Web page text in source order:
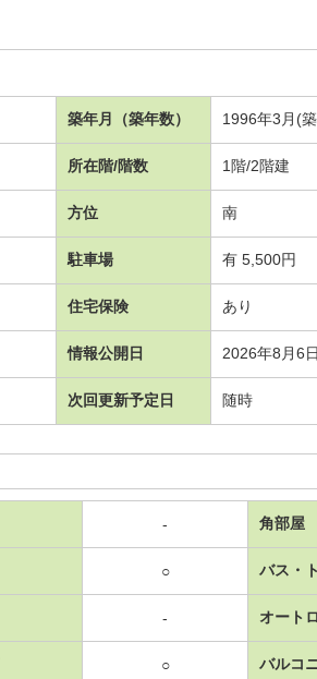
築年月（築年数） 1996年3月(
所在階/階数 1階/2階建
方位 南
駐車場 有 5,500円
住宅保険 あり
情報公開日 2026年8月6日
次回更新予定日 随時
- 角部屋
○ バス・
- オート
○ バルコ